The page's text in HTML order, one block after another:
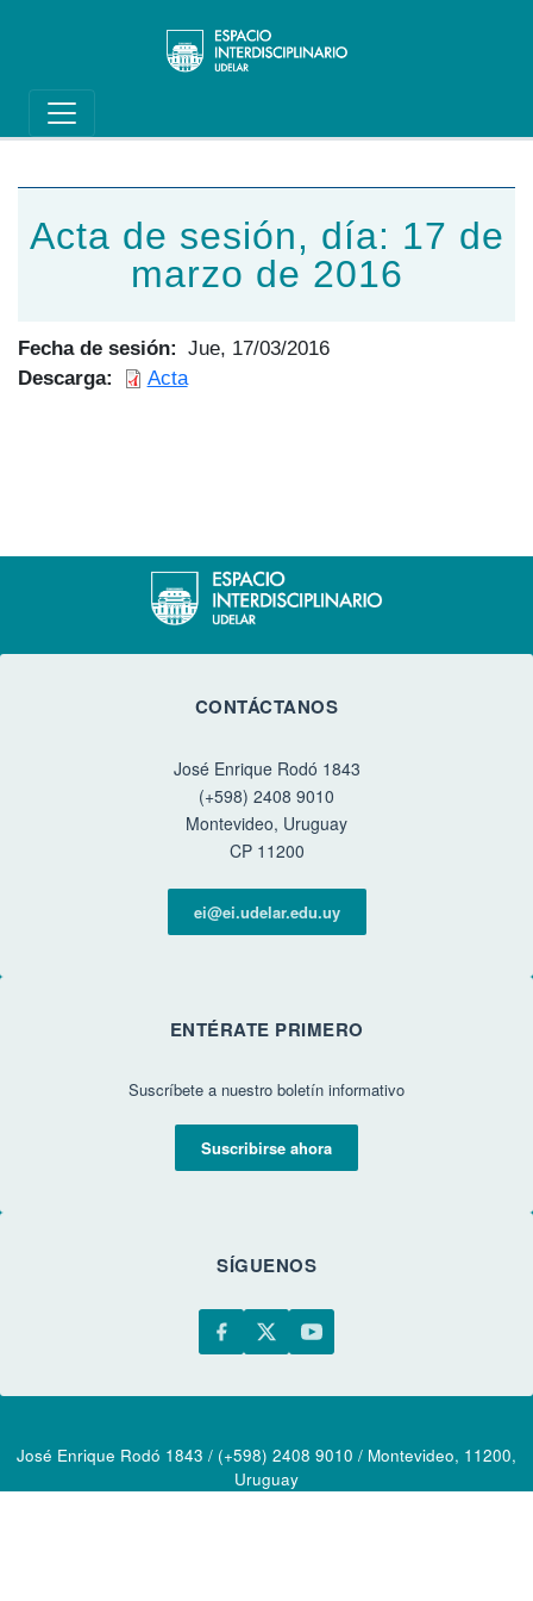
Main navigation
Acta de sesión, día: 17 de
marzo de 2016
Fecha de sesión
Jue, 17/03/2016
Descarga
Acta
CONTÁCTANOS
José Enrique Rodó 1843
(+598) 2408 9010
Montevideo, Uruguay
CP 11200
ei@ei.udelar.edu.uy
ENTÉRATE PRIMERO
Suscríbete a nuestro boletín informativo
Suscribirse ahora
SÍGUENOS
José Enrique Rodó 1843 / (+598) 2408 9010 / Montevideo, 11200,
Uruguay